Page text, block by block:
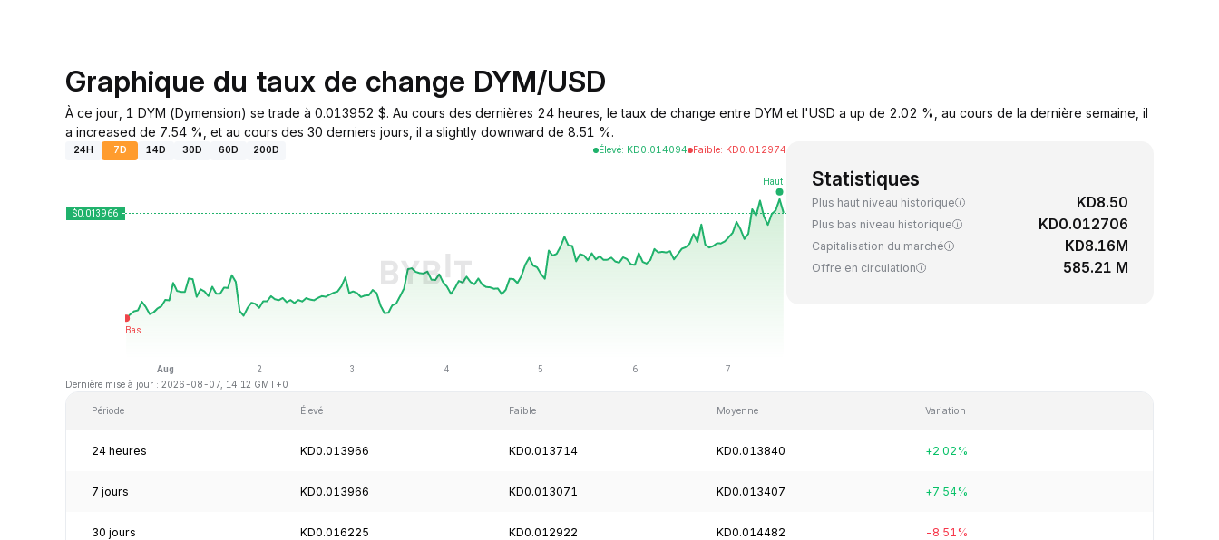
Graphique du taux de change DYM/USD
À ce jour, 1 DYM (Dymension) se trade à 0.013952 $. Au cours des dernières 24 heures, le taux de change entre DYM et l'USD a up de 2.02 %, au cours de la dernière semaine, il
a increased de 7.54 %, et au cours des 30 derniers jours, il a slightly downward de 8.51 %.
24H 7D 14D 30D 60D 200D Élevé: KD0.014094 Faible: KD0.012974
Dernière mise à jour : 2026-08-07, 14:12 GMT+0
Statistiques
Plus haut niveau historique KD8.50
Plus bas niveau historique KD0.012706
Capitalisation du marché KD8.16M
Offre en circulation 585.21 M
Période Élevé Faible Moyenne Variation
24 heures KD0.013966 KD0.013714 KD0.013840 +2.02%
7 jours KD0.013966 KD0.013071 KD0.013407 +7.54%
30 jours KD0.016225 KD0.012922 KD0.014482 -8.51%